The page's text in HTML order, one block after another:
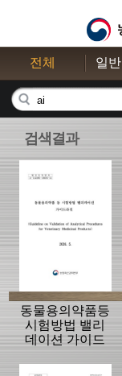
전체 일
검색결과
동물용의약품등
시험방법 밸리
데이션 가이드